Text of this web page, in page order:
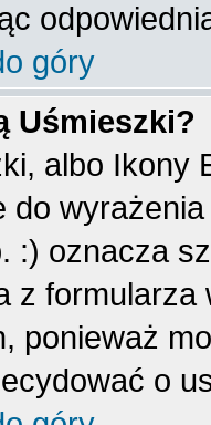
góry
Uśmieszki?
albo Ikony
do
:) oznacza
z formularza
ponieważ
o